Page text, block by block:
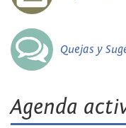
Quejas y
Agenda